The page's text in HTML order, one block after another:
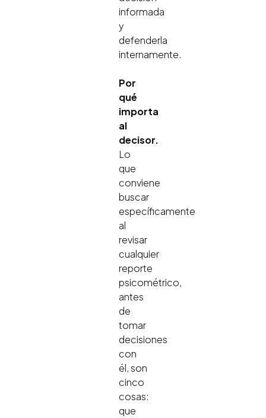
informada
y
defenderla
internamente.
Por
qué
importa
al
decisor.
Lo
que
conviene
buscar
específicamente
al
revisar
cualquier
reporte
psicométrico,
antes
de
tomar
decisiones
con
él, son
cinco
cosas:
que